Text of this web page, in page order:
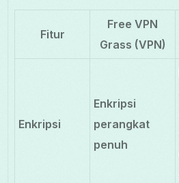
Fitur
Free VPN
Grass (VPN)
Enkripsi
Enkripsi
perangkat
penuh